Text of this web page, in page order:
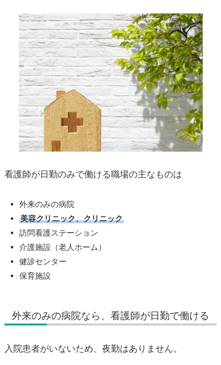
看護師が日勤のみで働ける職場の主なものは
外来のみの病院
美容クリニック、クリニック
訪問看護ステーション
介護施設（老人ホーム）
健診センター
保育施設
外来のみの病院なら、看護師が日勤で働ける
入院患者がいないため、夜勤はありません。